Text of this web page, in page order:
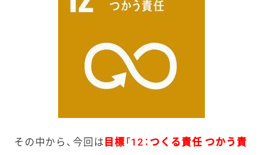
その中から、今回は 目標「12：つくる責任 つかう責